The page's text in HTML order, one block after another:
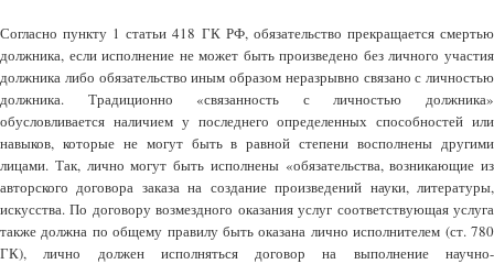
Согласно пункту 1 статьи 418 ГК РФ, обязательство прекращается смертью
должника, если исполнение не может быть произведено без личного участия
должника либо обязательство иным образом неразрывно связано с личностью
должника. Традиционно «связанность с личностью должника»
обусловливается наличием у последнего определенных способностей или
навыков, которые не могут быть в равной степени восполнены другими
лицами. Так, лично могут быть исполнены «обязательства, возникающие из
авторского договора заказа на создание произведений науки, литературы,
искусства. По договору возмездного оказания услуг соответствующая услуга
также должна по общему правилу быть оказана лично исполнителем (ст. 780
ГК), лично должен исполняться договор на выполнение научно-